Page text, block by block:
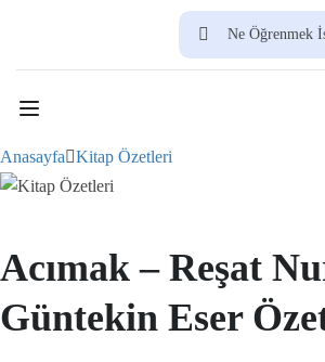
Anasayfa Kitap Özetleri
Acımak – Reşat
Güntekin Eser